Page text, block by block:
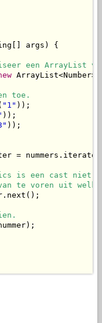
args) {
een ArrayList
toe.
"1" ));
));
));
=
is een cast niet
te voren uit